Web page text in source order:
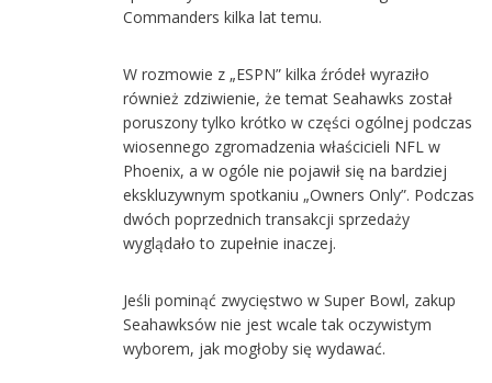
Commanders kilka lat temu.
W rozmowie z „ESPN” kilka źródeł wyraziło
również zdziwienie, że temat Seahawks został
poruszony tylko krótko w części ogólnej podczas
wiosennego zgromadzenia właścicieli NFL w
Phoenix, a w ogóle nie pojawił się na bardziej
ekskluzywnym spotkaniu „Owners Only”. Podczas
dwóch poprzednich transakcji sprzedaży
wyglądało to zupełnie inaczej.
Jeśli pominąć zwycięstwo w Super Bowl, zakup
Seahawksów nie jest wcale tak oczywistym
wyborem, jak mogłoby się wydawać.